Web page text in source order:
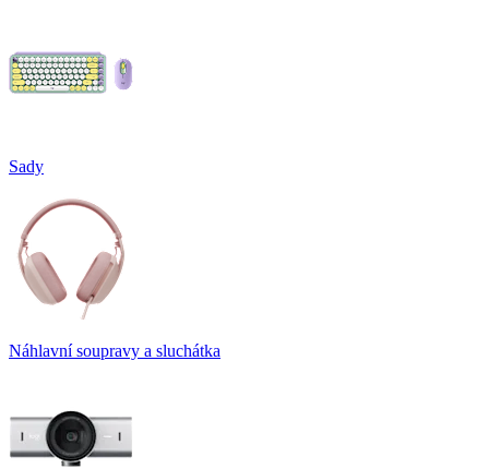
Sady
Náhlavní soupravy a sluchátka